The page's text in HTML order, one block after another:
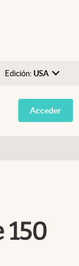
Edición: USA
Argentina
España
Acceder